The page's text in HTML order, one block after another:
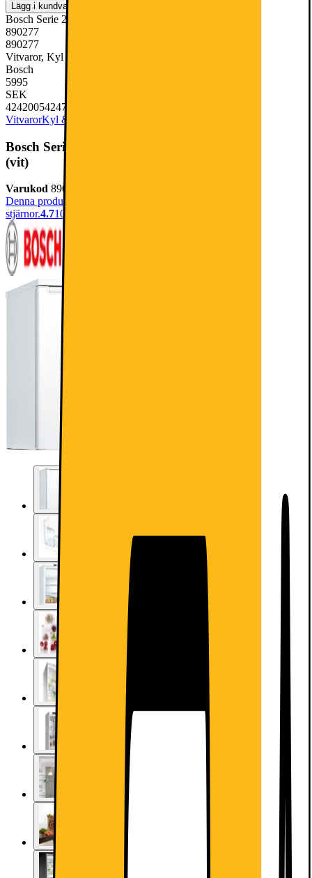
Lägg i kundvagn
Bosch Serie 2 Kylskåp med frysfack KTL15NWEB (vit)
890277
890277
Vitvaror, Kyl & Frys, Kylskåp
Bosch
5995
SEK
4242005424795
VitvarorKyl & Frys
Bosch Serie 2 Kylskåp med frysfack KTL15NWEB
(vit)
Varukod 890277
Denna produkt har blivit bedömd som 4.7 av 5 möjliga
stjärnor.4.71094